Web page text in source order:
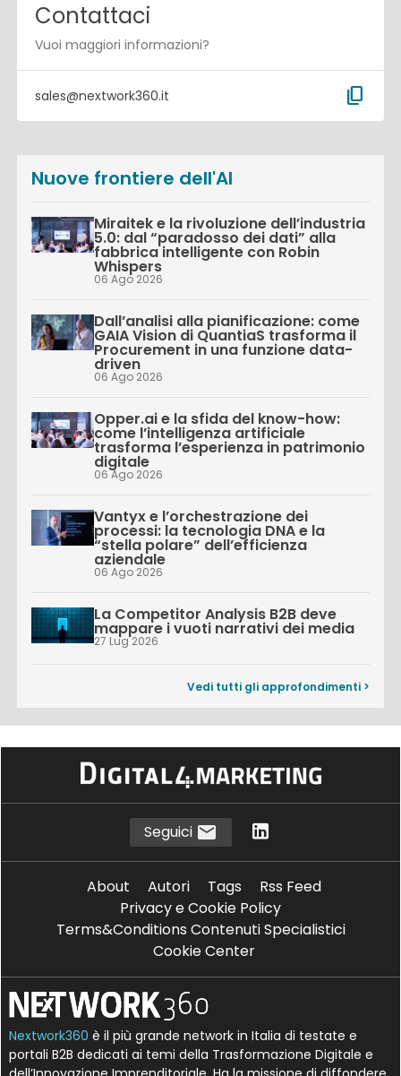
Contattaci
Vuoi maggiori informazioni?
sales@nextwork360.it content_copy
Nuove frontiere dell'AI
Miraitek e la rivoluzione dell’industria
5.0: dal “paradosso dei dati” alla
fabbrica intelligente con Robin
Whispers
06 Ago 2026
Dall’analisi alla pianificazione: come
GAIA Vision di QuantiaS trasforma il
Procurement in una funzione data-
driven
06 Ago 2026
Opper.ai e la sfida del know-how:
come l’intelligenza artificiale
trasforma l’esperienza in patrimonio
digitale
06 Ago 2026
Vantyx e l’orchestrazione dei
processi: la tecnologia DNA e la
“stella polare” dell’efficienza
aziendale
06 Ago 2026
La Competitor Analysis B2B deve
mappare i vuoti narrativi dei media
27 Lug 2026
Vedi tutti gli approfondimenti >
Seguici
About Autori Tags
Rss Feed
Privacy e Cookie Policy
Terms&Conditions Contenuti Specialistici
Cookie Center
Nextwork360 è il più grande network in Italia di testate e
portali B2B dedicati ai temi della Trasformazione Digitale e